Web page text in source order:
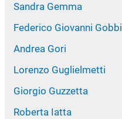
Sandra Gemma
Federico Giovanni Gobbi
Andrea Gori
Lorenzo Guglielmetti
Giorgio Guzzetta
Roberta Iatta